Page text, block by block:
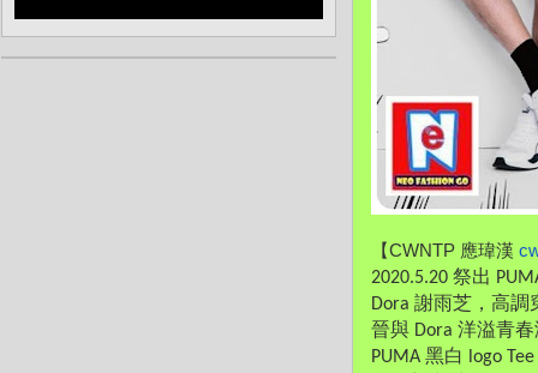
【CWNTP 應瑋漢
2020.5.20 祭出
Dora 謝雨芝，高調
晉與 Dora 洋溢青
PUMA 黑白 logo